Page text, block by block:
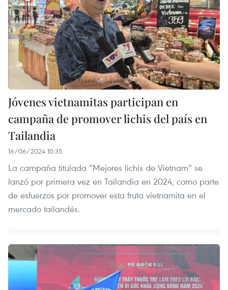
Jóvenes vietnamitas participan en
campaña de promover lichis del país en
Tailandia
16/06/2024 10:35
La campaña titulada “Mejores lichis de Vietnam” se
lanzó por primera vez en Tailandia en 2024, como parte
de esfuerzos por promover esta fruta vietnamita en el
mercado tailandés.